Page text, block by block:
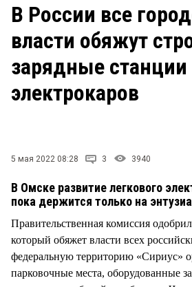
ЗАКОН
В России все
власти обяжут
зарядные станции
электрокаров
5 мая 2022 08:28 3 3940
В Омске развитие легкового
пока держится только на
Правительственная комиссия
который обяжет власти всех
федеральную территорию «Сириус»
парковочные места, оборудованные